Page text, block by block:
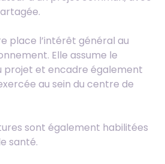
place l’intérêt général au
Elle assume le
projet et encadre également
au sein du centre de
sont également habilitées
santé.